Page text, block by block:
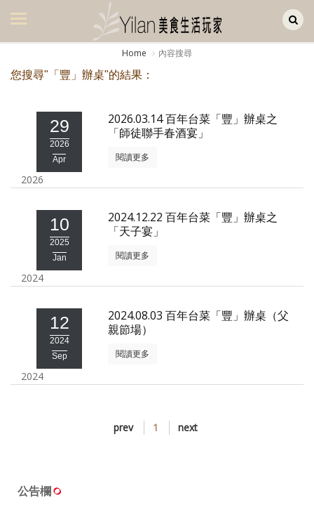
美食集
美飲集
旅遊集
旅遊美食集
生活風
書房集
日記簿
餐桌週記
照相簿
影音區
創意出版服務
Home
內容搜尋
您搜尋"「豐」辦桌"的結果：
29
2026
Apr
2026.03.14 百年台菜「豐」辦桌之
「師徒聯手春酒宴」
2026
閱讀更多
10
2025
Jan
2024.12.22 百年台菜「豐」辦桌之
「天子宴」
2024
閱讀更多
12
2024
Sep
2024.08.03 百年台菜「豐」辦桌（父
親節場）
2024
閱讀更多
prev 1 next
公告欄